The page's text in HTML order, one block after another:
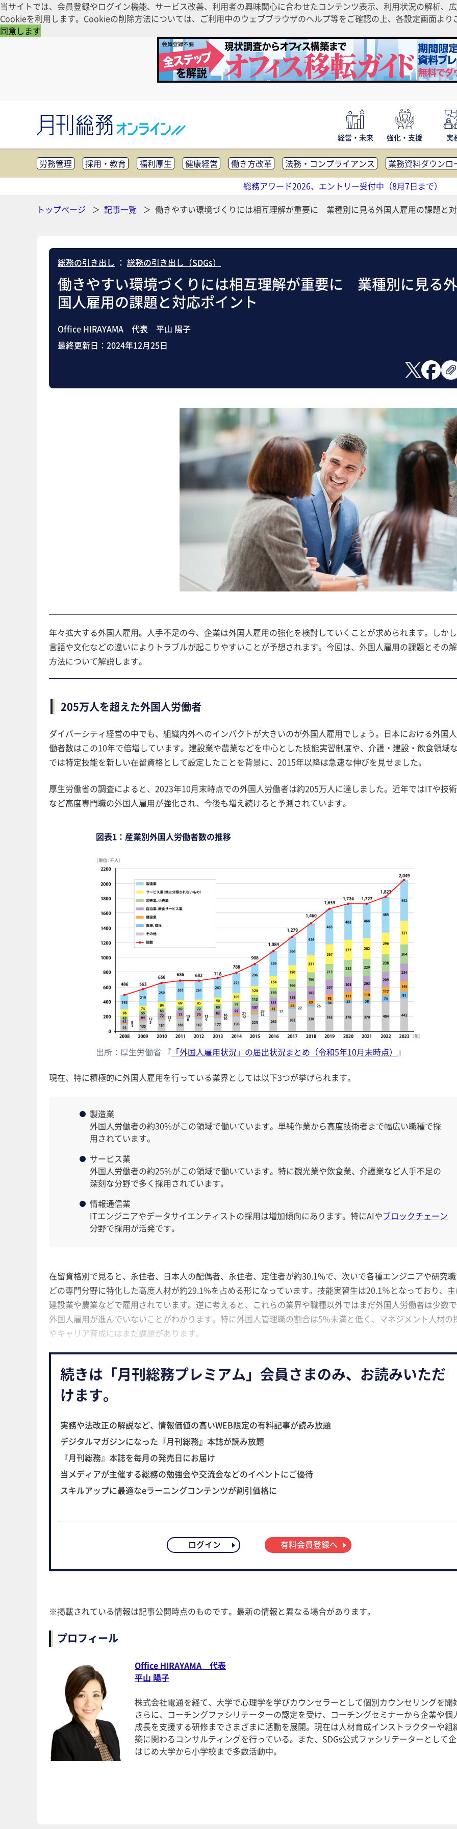
当サイトでは、会員登録やログイン機能、サービス改善、利用者の興味関心に合わせたコンテンツ表示、利用状況の解析、
Cookieを利用します。Cookieの削除方法については、ご利用中のウェブブラウザのヘルプ等をご確認の上、各設定画面よ
同意します
経営・未来 強化・支援 実
労務管理 採用・教育 福利厚生 健康経営 働き方改革 法務・コンプライアンス
業務資料ダウンロ
知財管理
リスクマネジメント・BCP 社外・社内広報 社外・社内コミュニケーション活性化
FM・オフ
助成金・補助金・コスト削減 アウトソーシング・BPO
調査・レ
総務アワード2026、エントリー受付中（8月7日まで）
トップページ
記事一覧 働きやすい環境づくりには相互理解が重要に 業種別に見る外国人雇用の課題と
総務の引き出し ： 総務の引き出し（SDGs）
働きやすい環境づくりには相互理解が重要に 業種別に見る外
国人雇用の課題と対応ポイント
Office HIRAYAMA 代表 平山 陽子
最終更新日： 2024年12月25日
年々拡大する外国人雇用。人手不足の今、企業は外国人雇用の強化を検討していくことが求められます。しか
言語や文化などの違いによりトラブルが起こりやすいことが予想されます。今回は、外国人雇用の課題とその
方法について解説します。
205万人を超えた外国人労働者
ダイバーシティ経営の中でも、組織内外へのインパクトが大きいのが外国人雇用でしょう。日本における外国
働者数はこの10年で倍増しています。建設業や農業などを中心とした技能実習制度や、介護・建設・飲食領域
では特定技能を新しい在留資格として設定したことを背景に、2015年以降は急速な伸びを見せました。
厚生労働省の調査によると、2023年10月末時点での外国人労働者は約205万人に達しました。近年ではITや技
など高度専門職の外国人雇用が強化され、今後も増え続けると予測されています。
図表1：産業別外国人労働者数の推移
出所：厚生労働省 『 「外国人雇用状況」の届出状況まとめ（令和5年10月末時点） 』
現在、特に積極的に外国人雇用を行っている業界としては以下3つが挙げられます。
製造業
外国人労働者の約30%がこの領域で働いています。単純作業から高度技術者まで幅広い職種で採
用されています。
サービス業
外国人労働者の約25%がこの領域で働いています。特に観光業や飲食業、介護業など人手不足の
深刻な分野で多く採用されています。
情報通信業
ITエンジニアやデータサイエンティストの採用は増加傾向にあります。特にAIやブロックチェーン
分野で採用が活発です。
在留資格別で見ると、永住者、日本人の配偶者、永住者、定住者が約30.1%で、次いで各種エンジニアや研究
どの専門分野に特化した高度人材が約29.1%を占める形になっています。技能実習生は20.1％となっており、
建設業や農業などで雇用されています。逆に考えると、これらの業界や職種以外ではまだ外国人労働者は少数
外国人雇用が進んでいないことがわかります。特に外国人管理職の割合は5%未満と低く、マネジメント人材の
やキャリア育成にはまだ課題があります。
続きは「月刊総務プレミアム」会員さまのみ、お読みいただ
けます。
実務や法改正の解説など、情報価値の高いWEB限定の有料記事が読み放題
デジタルマガジンになった『月刊総務』本誌が読み放題
『月刊総務』本誌を毎月の発売日にお届け
当メディアが主催する総務の勉強会や交流会などのイベントにご優待
スキルアップに最適なeラーニングコンテンツが割引価格に
ログイン 有料会員登録へ
※掲載されている情報は記事公開時点のものです。最新の情報と異なる場合があります。
プロフィール
Office HIRAYAMA 代表
平山 陽子
株式会社電通を経て、大学で心理学を学びカウンセラーとして個別カウンセリングを開
さらに、コーチングファシリテーターの認定を受け、コーチングセミナーから企業や個
成長を支援する研修までさまざまに活動を展開。現在は人材育成インストラクターや組
築に関わるコンサルティングを行っている。また、SDGs公式ファシリテーターとして
はじめ大学から小学校まで多数活動中。